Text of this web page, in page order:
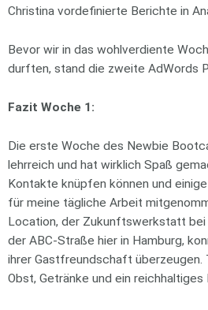
Christina vordefinierte Berichte in
Bevor wir in das wohlverdiente
durften, stand die zweite AdWords
Fazit Woche 1:
Die erste Woche des Newbie
lehrreich und hat wirklich Spaß
Kontakte knüpfen können und
für meine tägliche Arbeit
Location, der Zukunftswerkstatt bei
der ABC-Straße hier in Hamburg,
ihrer Gastfreundschaft überzeugen.
Obst, Getränke und ein